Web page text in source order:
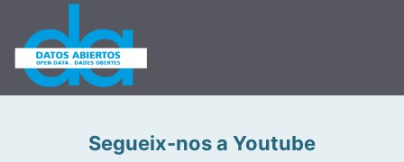
Segueix-nos a Youtube